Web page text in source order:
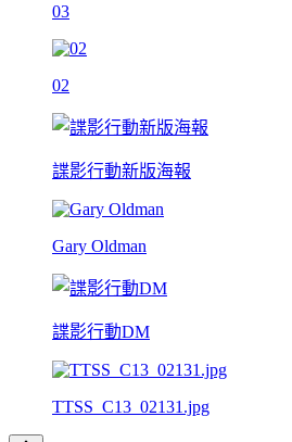
03
02
諜影行動新版海報
Gary Oldman
諜影行動DM
TTSS_C13_02131.jpg